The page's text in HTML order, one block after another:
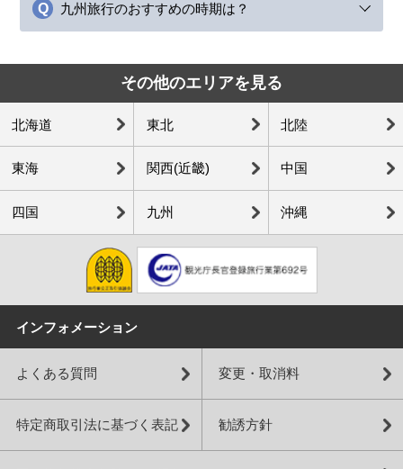
九州旅行のおすすめの時期は？
その他のエリアを見る
北海道 東北 北陸
東海 関西(近畿) 中国
四国 九州 沖縄
インフォメーション
よくある質問 変更・取消料
特定商取引法に基づく表記 勧誘方針